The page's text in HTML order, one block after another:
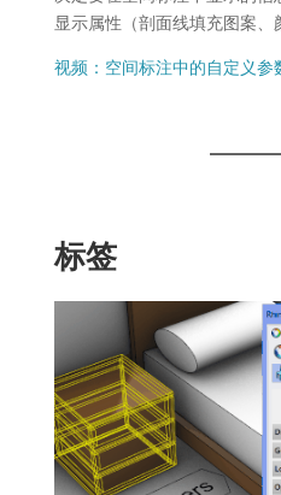
显示属性（剖面线填充图案、
视频：空间标注中的自定义参
标签